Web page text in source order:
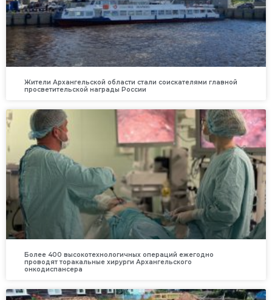
Жители Архангельской области стали соискателями главной
просветительской награды России
Более 400 высокотехнологичных операций ежегодно
проводят торакальные хирурги Архангельского
онкодиспансера